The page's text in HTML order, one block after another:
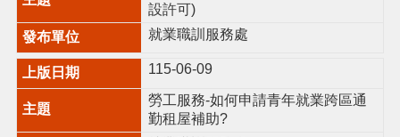
設許可)
就業職訓服務處
115-06-09
勞工服務-如何申請青年就業跨區通
勤租屋補助?